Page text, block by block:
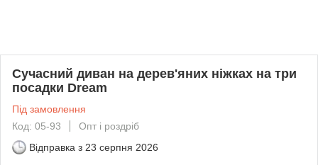
Сучасний диван на дерев'яних ніжках на три
посадки Dream
Під замовлення
Код: 05-93
Опт і роздріб
Відправка з 23 серпня 2026